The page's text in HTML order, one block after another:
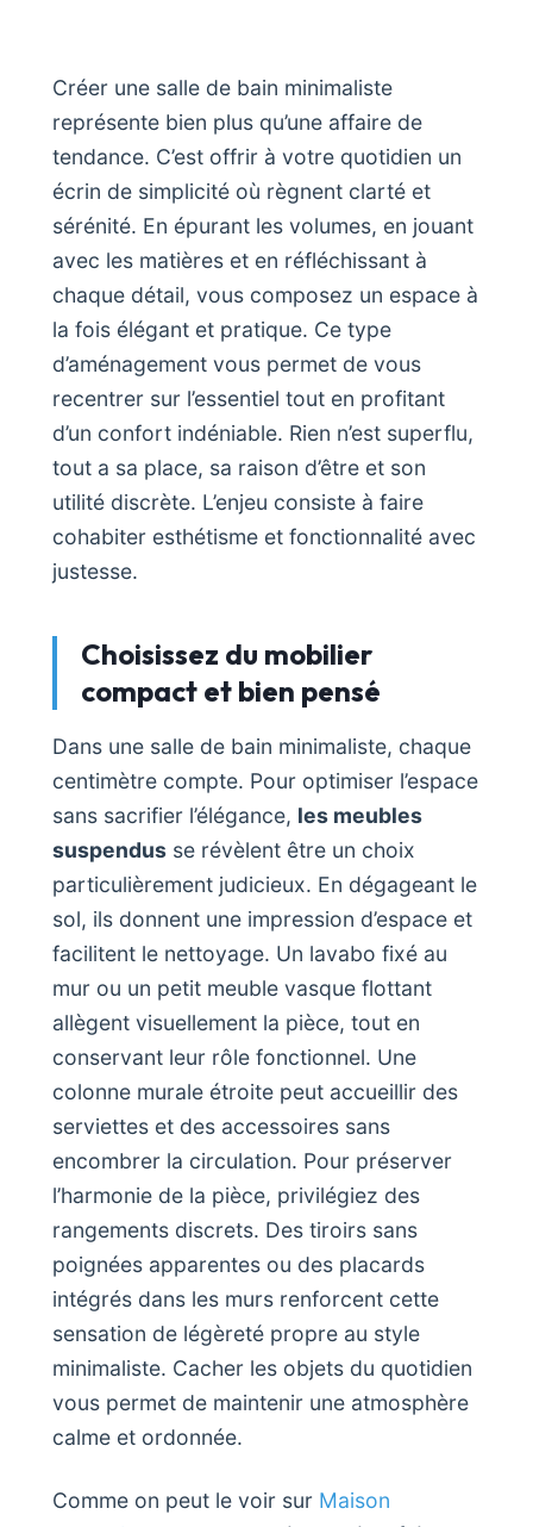
Créer une salle de bain minimaliste
représente bien plus qu’une affaire de
tendance. C’est offrir à votre quotidien un
écrin de simplicité où règnent clarté et
sérénité. En épurant les volumes, en jouant
avec les matières et en réfléchissant à
chaque détail, vous composez un espace à
la fois élégant et pratique. Ce type
d’aménagement vous permet de vous
recentrer sur l’essentiel tout en profitant
d’un confort indéniable. Rien n’est superflu,
tout a sa place, sa raison d’être et son
utilité discrète. L’enjeu consiste à faire
cohabiter esthétisme et fonctionnalité avec
justesse.
Choisissez du mobilier
compact et bien pensé
Dans une salle de bain minimaliste, chaque
centimètre compte. Pour optimiser l’espace
sans sacrifier l’élégance, les meubles
suspendus se révèlent être un choix
particulièrement judicieux. En dégageant le
sol, ils donnent une impression d’espace et
facilitent le nettoyage. Un lavabo fixé au
mur ou un petit meuble vasque flottant
allègent visuellement la pièce, tout en
conservant leur rôle fonctionnel. Une
colonne murale étroite peut accueillir des
serviettes et des accessoires sans
encombrer la circulation. Pour préserver
l’harmonie de la pièce, privilégiez des
rangements discrets. Des tiroirs sans
poignées apparentes ou des placards
intégrés dans les murs renforcent cette
sensation de légèreté propre au style
minimaliste. Cacher les objets du quotidien
vous permet de maintenir une atmosphère
calme et ordonnée.
Comme on peut le voir sur Maison